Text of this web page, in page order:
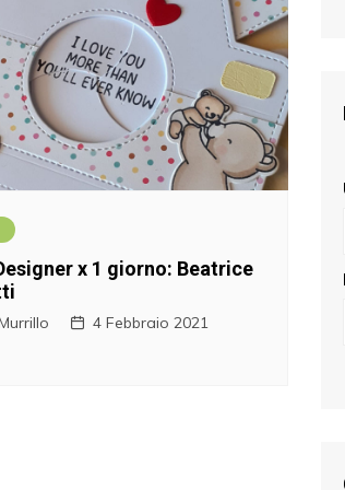
x 1 giorno: Beatrice
4 Febbraio 2021